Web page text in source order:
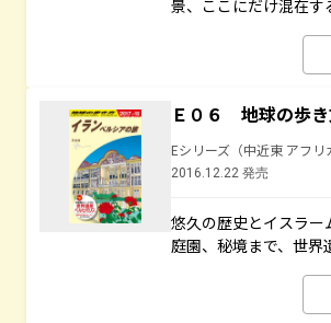
景、ここにだけ混在す
Ｅ０６ 地球の歩
Eシリーズ（中近東 アフ
2016.12.22 発売
悠久の歴史とイスラ
庭園、秘境まで、世界